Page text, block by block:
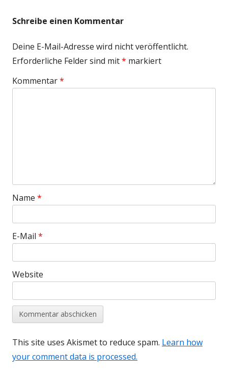
Schreibe einen Kommentar
Deine E-Mail-Adresse wird nicht veröffentlicht.
Erforderliche Felder sind mit* markiert
Kommentar*
Name *
E-Mail *
Website
This site uses Akismet to reduce spam. Learn how
your comment data is processed.